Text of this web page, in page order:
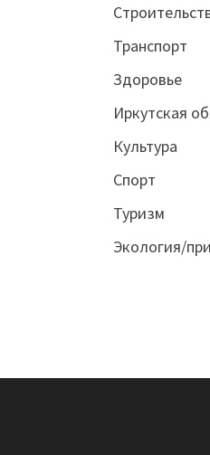
Транспорт
Здоровье
Иркутская
Культура
Спорт
Туризм
Экология/